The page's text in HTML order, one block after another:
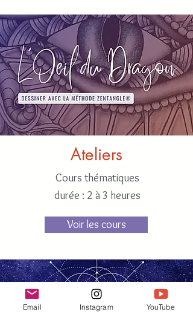
Ateliers
Cours thématiques
durée : 2 à 3 heures
Voir les cours
Email Instagram YouTube